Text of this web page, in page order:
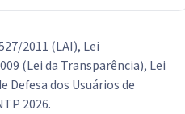
2011 (LAI), Lei
(Lei da Transparência), Lei
Defesa dos Usuários de
2026.